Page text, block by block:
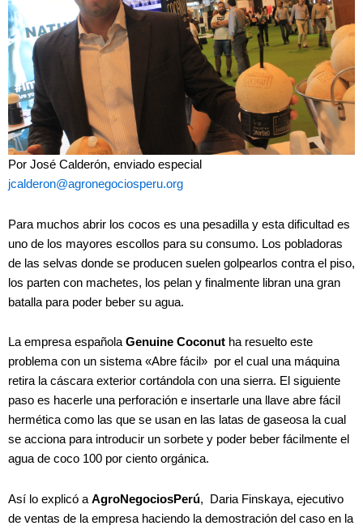
Por José Calderón, enviado especial
jcalderon@agronegociosperu.org
Para muchos abrir los cocos es una pesadilla y esta dificultad es
uno de los mayores escollos para su consumo. Los pobladoras
de las selvas donde se producen suelen golpearlos contra el piso,
los parten con machetes, los pelan y finalmente libran una gran
batalla para poder beber su agua.
La empresa española Genuine Coconut ha resuelto este
problema con un sistema «Abre fácil» por el cual una máquina
retira la cáscara exterior cortándola con una sierra. El siguiente
paso es hacerle una perforación e insertarle una llave abre fácil
hermética como las que se usan en las latas de gaseosa la cual
se acciona para introducir un sorbete y poder beber fácilmente el
agua de coco 100 por ciento orgánica.
Así lo explicó a AgroNegociosPerú, Daria Finskaya, ejecutivo
de ventas de la empresa haciendo la demostración del caso en la